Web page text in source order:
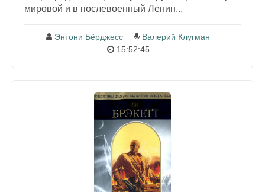
мировой и в послевоенный Ленин...
Энтони Бёрджесс
Валерий Клугман
15:52:45